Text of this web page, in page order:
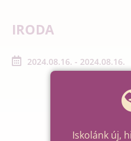
IRODA
2024.08.16. - 2024.08.16.
Iskolánk új,